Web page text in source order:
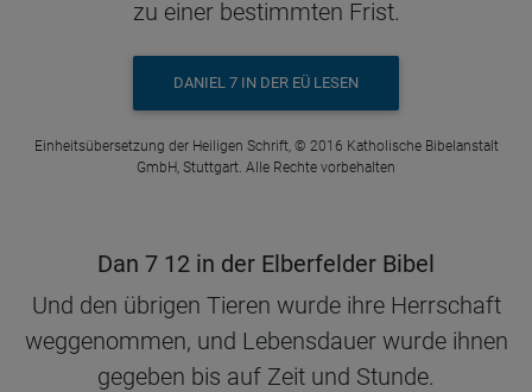
zu einer bestimmten Frist.
DANIEL 7 IN DER EÜ LESEN
Einheitsübersetzung der Heiligen Schrift, © 2016 Katholische Bibelanstalt
GmbH, Stuttgart. Alle Rechte vorbehalten
Dan 7 12 in der Elberfelder Bibel
Und den übrigen Tieren wurde ihre Herrschaft
weggenommen, und Lebensdauer wurde ihnen
gegeben bis auf Zeit und Stunde.